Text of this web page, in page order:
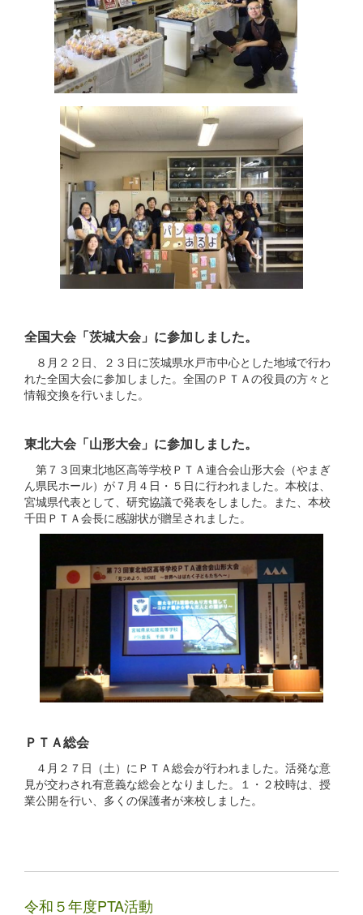
全国大会「茨城大会」に参加しました。
８月２２日、２３日に茨城県水戸市中心とした地域で行わ
れた全国大会に参加しました。全国のＰＴＡの役員の方々と
情報交換を行いました。
東北大会「山形大会」に参加しました。
第７３回東北地区高等学校ＰＴＡ連合会山形大会（やまぎ
ん県民ホール）が７月４日・５日に行われました。本校は、
宮城県代表として、研究協議で発表をしました。また、本校
千田ＰＴＡ会長に感謝状が贈呈されました。
ＰＴＡ総会
４月２７日（土）にＰＴＡ総会が行われました。活発な意
見が交わされ有意義な総会となりました。１・２校時は、授
業公開を行い、多くの保護者が来校しました。
令和５年度PTA活動